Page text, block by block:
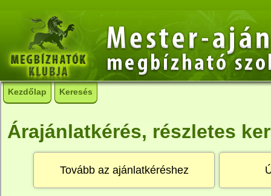
Kezdőlap Keresés
Árajánlatkérés, részletes